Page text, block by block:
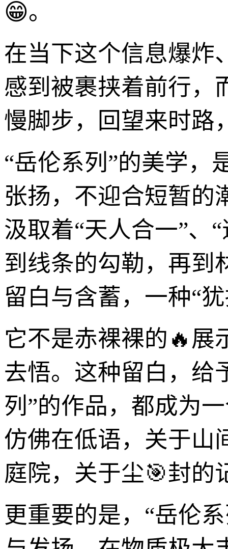
😁。
在当下这个信息爆炸
感到被裹挟着前行，
慢脚步，回望来时路
“岳伦系列”的美学，
张扬，不迎合短暂的
汲取着“天人合一”、
到线条的勾勒，再到
留白与含蓄，一种“
它不是赤裸裸的🔥展
去悟。这种留白，给
列”的作品，都成为
仿佛在低语，关于山
庭院，关于尘🎯封的
更重要的是，“岳伦